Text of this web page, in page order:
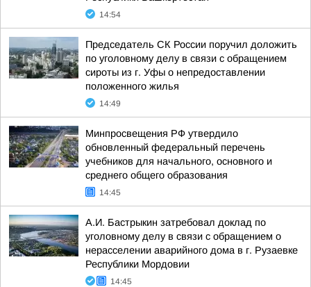
14:54
Председатель СК России поручил доложить
по уголовному делу в связи с обращением
сироты из г. Уфы о непредоставлении
положенного жилья
14:49
Минпросвещения РФ утвердило
обновленный федеральный перечень
учебников для начального, основного и
среднего общего образования
14:45
А.И. Бастрыкин затребовал доклад по
уголовному делу в связи с обращением о
нерасселении аварийного дома в г. Рузаевке
Республики Мордовии
14:45